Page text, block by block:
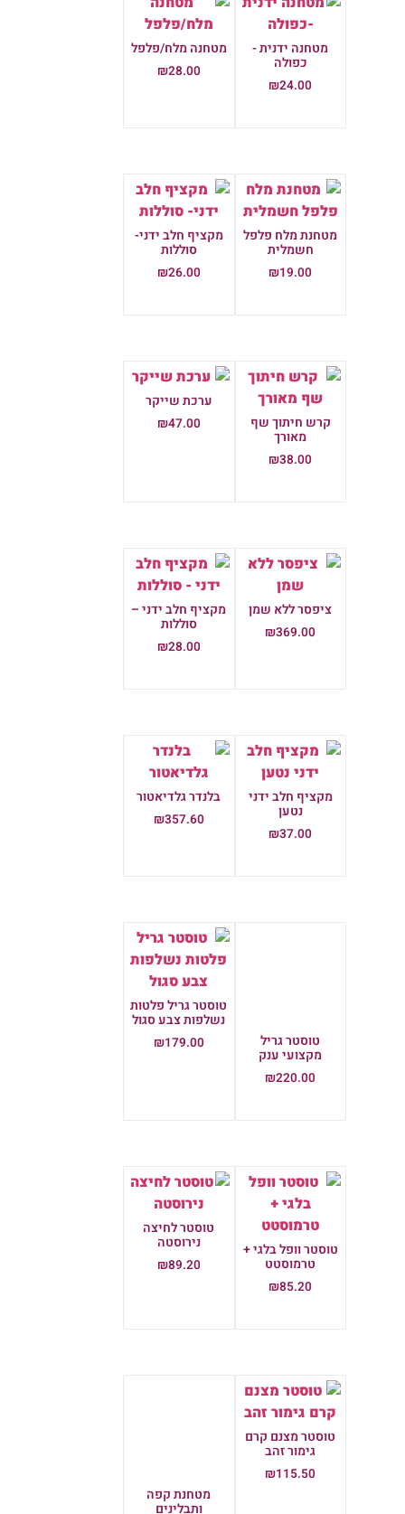
מטחנה ידנית -
כפולה
₪24.00
מטחנה מלח/פלפל
₪28.00
מטחנת מלח פלפל
חשמלית
₪19.00
מקציף חלב ידני-
סוללות
₪26.00
קרש חיתוך שף
מאורך
₪38.00
ערכת שייקר
₪47.00
ציפסר ללא שמן
₪369.00
מקציף חלב ידני –
סוללות
₪28.00
מקציף חלב ידני
נטען
₪37.00
בלנדר גלדיאטור
₪357.60
טוסטר גריל
מקצועי ענק
₪220.00
טוסטר גריל פלטות
נשלפות צבע סגול
₪179.00
טוסטר וופל בלגי +
טרמוסטט
₪85.20
טוסטר לחיצה
נירוסטה
₪89.20
טוסטר מצנם קרם
גימור זהב
₪115.50
מטחנת קפה
ותבלינים